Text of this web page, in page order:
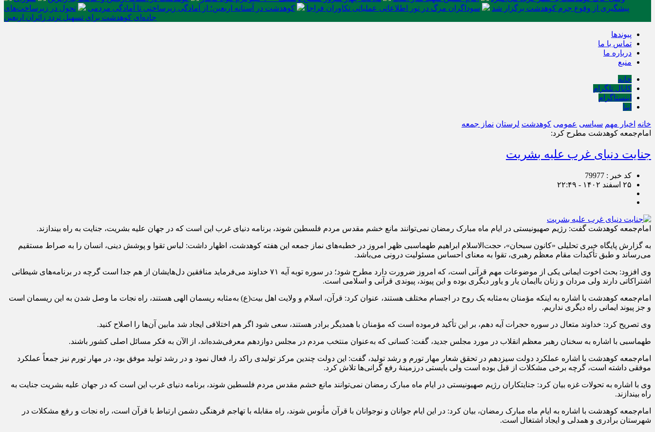
پیشگیری از وقوع جرم کوهدشت برگزار شد
سوداگران مرگ در تور اطلاعاتی عملیاتی تکاوران فراجا کوهدشت در آستانه اربعین؛ از آمادگی زیرساختی تا آمادگی مردمی
تحول در زیرساخت‌های
جاده‌ای کوهدشت برای تسهیل تردد زائران اربعین
پیوندها
تماس با ما
درباره ما
منبع
خانه
کانال تلگرام
اینستاگرام
ایتا
خانه اخبار مهم سیاسی عمومی کوهدشت لرستان نماز جمعه
امام‌جمعه کوهدشت مطرح کرد:
جنایت دنیای غرب علیه بشریت
کد خبر : 79977
۲۵ اسفند ۱۴۰۲ - ۲۲:۴۹
امام‌جمعه کوهدشت گفت: رژیم صهیونیستی در ایام ماه مبارک رمضان نمی‌توانند مانع خشم مقدس مردم فلسطین شوند، برنامه دنیای غرب این است که در جهان علیه بشریت، جنایت به راه بیندازند.
به گزارش پایگاه خبری تحلیلی «کانون سبحان»، حجت‌الاسلام ابراهیم طهماسبی ظهر امروز در خطبه‌های نماز جمعه این هفته کوهدشت، اظهار داشت: لباس تقوا و پوشش دینی، انسان را به صراط مستقیم
می‌رساند و طبق تأکیدات مقام معظم رهبری، تقوا به معنای احساس مسئولیت درونی می‌باشد.
وی افزود: بحث اخوت ایمانی یکی از موضوعات مهم قرآنی است، که امروز ضرورت دارد مطرح شود؛ در سوره توبه آیه ۷۱ خداوند می‌فرماید منافقین دل‌هایشان از هم جدا است گرچه در برنامه‌های شیطانی
اشتراکاتی دارند ولی مردان و زنان باایمان یار و یاور دیگری بوده و این پیوند، پیوندی قرآنی و اسلامی است.
امام‌جمعه کوهدشت با اشاره به اینکه مؤمنان به‌مثابه یک روح در اجسام مختلف هستند، عنوان کرد: قرآن، اسلام و ولایت اهل بیت(ع) به‌مثابه ریسمان الهی هستند، راه نجات ما وصل شدن به این ریسمان است
و جز پیوند ایمانی راه دیگری نداریم.
وی تصریح کرد: خداوند متعال در سوره حجرات آیه دهم، بر این تأکید فرموده است که مؤمنان با همدیگر برادر هستند، سعی شود اگر هم اختلافی ایجاد شد مابین آن‌ها را اصلاح کنید.
طهماسبی با اشاره به سخنان رهبر معظم انقلاب در مورد مجلس جدید، گفت: کسانی که به‌عنوان منتخب مردم در مجلس دوازدهم معرفی‌شده‌اند، از الآن به فکر مسائل اصلی کشور باشند.
امام‌جمعه کوهدشت با اشاره عملکرد دولت سیزدهم در تحقق شعار مهار تورم و رشد تولید، گفت: این دولت چندین مرکز تولیدی راکد را، فعال نمود و در رشد تولید موفق بود، در مهار تورم نیز جمعاً عملکرد
موفقی داشته است، گرچه برخی مشکلات از قبل بوده است ولی بایستی درزمینهٔ رفع گرانی‌ها تلاش کرد.
وی با اشاره به تحولات غزه بیان کرد: جنایتکاران رژیم صهیونیستی در ایام ماه مبارک رمضان نمی‌توانند مانع خشم مقدس مردم فلسطین شوند، برنامه دنیای غرب این است که در جهان علیه بشریت جنایت به
راه بیندازند.
امام‌جمعه کوهدشت با اشاره به ایام ماه مبارک رمضان، بیان کرد: در این ایام جوانان و نوجوانان با قرآن مأنوس شوند، راه مقابله با تهاجم فرهنگی دشمن ارتباط با قرآن است، راه نجات و رفع مشکلات در
شهرستان برادری و همدلی و ایجاد اشتغال است.